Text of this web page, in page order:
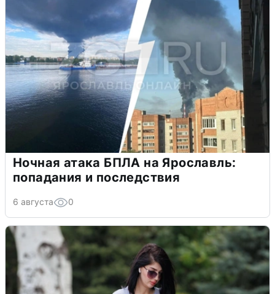
Ночная атака БПЛА на Ярославль:
попадания и последствия
6 августа 0